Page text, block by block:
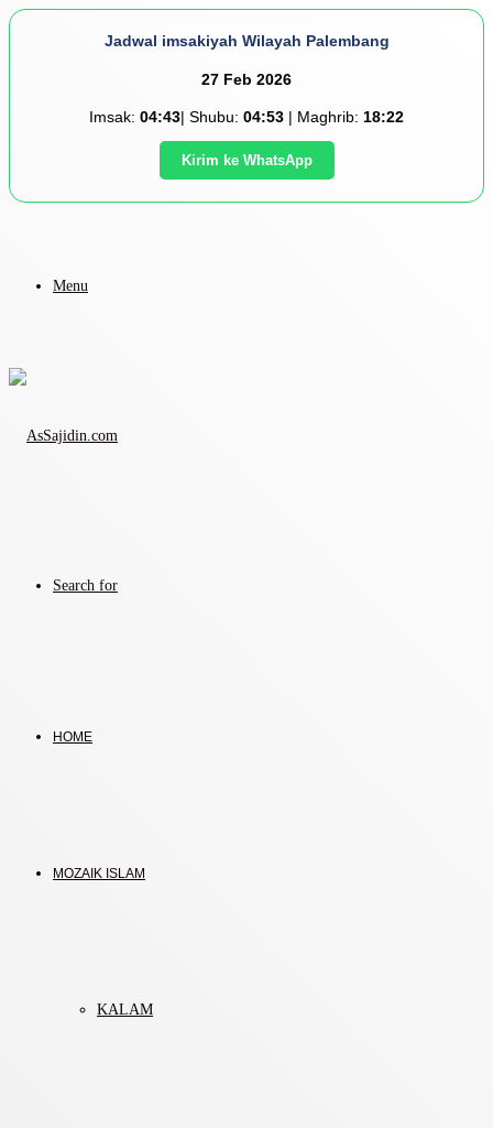
Jadwal imsakiyah Wilayah Palembang
27 Feb 2026
Imsak: 04:43| Shubu: 04:53 | Maghrib: 18:22
Kirim ke WhatsApp
Menu
Search for
HOME
MOZAIK ISLAM
KALAM